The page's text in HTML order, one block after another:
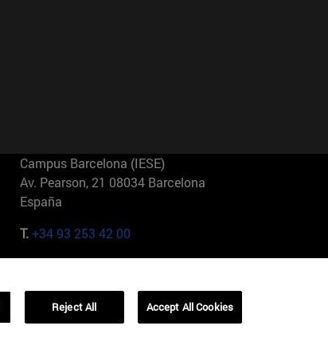
Campus Barcelona (IESE)
Av. Pearson, 21 08034 Barcelona
España
T.+34 93 253 42 00
01321001 Bela Vista Brasil
Reject All Accept All Cookies